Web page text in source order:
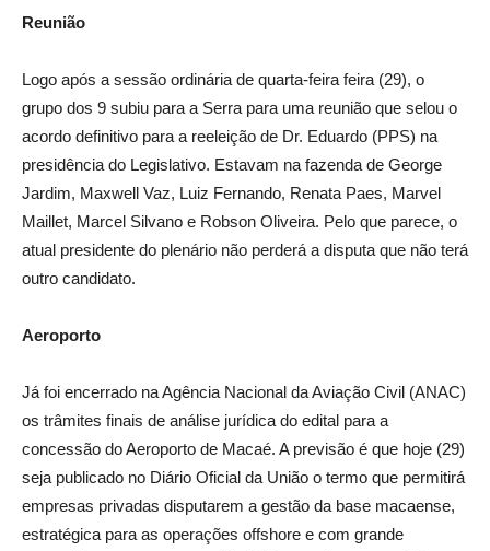
Reunião
Logo após a sessão ordinária de quarta-feira feira (29), o
grupo dos 9 subiu para a Serra para uma reunião que selou o
acordo definitivo para a reeleição de Dr. Eduardo (PPS) na
presidência do Legislativo. Estavam na fazenda de George
Jardim, Maxwell Vaz, Luiz Fernando, Renata Paes, Marvel
Maillet, Marcel Silvano e Robson Oliveira. Pelo que parece, o
atual presidente do plenário não perderá a disputa que não terá
outro candidato.
Aeroporto
Já foi encerrado na Agência Nacional da Aviação Civil (ANAC)
os trâmites finais de análise jurídica do edital para a
concessão do Aeroporto de Macaé. A previsão é que hoje (29)
seja publicado no Diário Oficial da União o termo que permitirá
empresas privadas disputarem a gestão da base macaense,
estratégica para as operações offshore e com grande